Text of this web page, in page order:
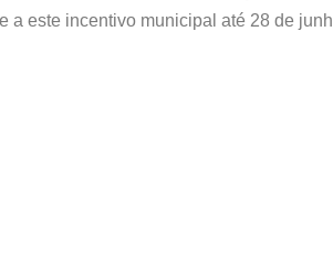
a este incentivo municipal até 28 de